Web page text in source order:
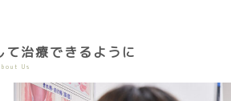
て治療できるように
Us